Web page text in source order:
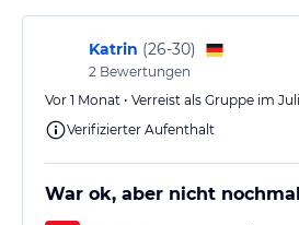
Katrin (26-30)
2 Bewertungen
Vor 1 Monat • Verreist als Gruppe im
Verifizierter Aufenthalt
War ok, aber nicht